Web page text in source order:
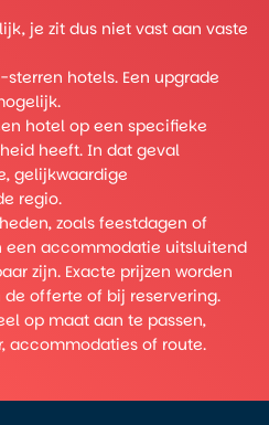
je zit dus niet vast aan vaste
hotels. Een upgrade
hotel op een specifieke
heeft. In dat geval
gelijkwaardige
regio.
zoals feestdagen of
een accommodatie uitsluitend
zijn. Exacte prijzen worden
offerte of bij reservering.
op maat aan te passen,
accommodaties of route.